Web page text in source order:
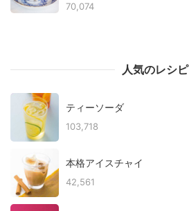
70,074
人気のレシピ
ティーソーダ
103,718
本格アイスチャイ
42,561